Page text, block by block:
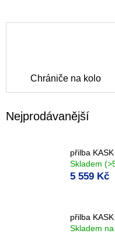
Chrániče na kolo
Nejprodávanější
přilba
Skladem
5 559 Kč
přilba
Skladem